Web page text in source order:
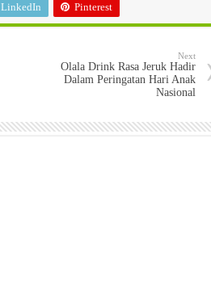
LinkedIn Pinterest
Next
Olala Drink Rasa Jeruk Hadir
Dalam Peringatan Hari Anak
Nasional